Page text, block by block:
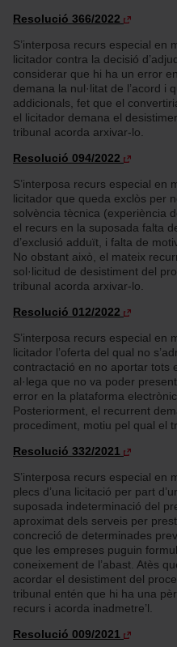
Resolució 366/2022
S’interposa recurs especial en
licitador contra la decisió
considerar que hi ha un error
demana la nul·litat de l’acord i
addicionals, fet que el
el licitador demana el
tribunal acorda arxivar-lo.
Resolució 094/2022
S’interposa recurs especial en
licitador que queda exclòs per
solvència tècnica (experiència
el recurs en la suposada falta
d’exclusió adduït, i falta de
No obstant això, el mateix
sol·licitud de desistiment del
tribunal acorda arxivar-lo.
Resolució 012/2022
S’interposa recurs especial en
licitador l’oferta del qual no
contractació en no aportar tots
al·lega que no va poder
error en la plataforma
Posteriorment, el recurrent
procediment, motiu pel qual el
Resolució 332/2021
S’interposa recurs especial en
plecs d’una licitació per part
suposada indeterminació del
aproximat dels serveis per
concreció de determinades
que les empreses puguin
coneixement de l’abast. Atès
acordar el desistiment del
tribunal entén que hi ha una
recurs i acorda inadmetre’l.
Resolució 009/2021